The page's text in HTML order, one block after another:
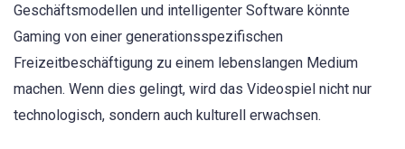
Geschäftsmodellen und intelligenter Software könnte
Gaming von einer generationsspezifischen
Freizeitbeschäftigung zu einem lebenslangen Medium
machen. Wenn dies gelingt, wird das Videospiel nicht nur
technologisch, sondern auch kulturell erwachsen.